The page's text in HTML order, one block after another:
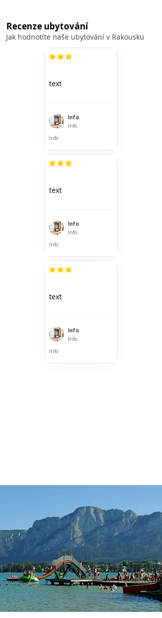
Recenze ubytování
Jak hodnotíte naše ubytování v Rakousku
Info
text
Info
průměrné hodnocení je 3 z 5
Info
Info
text
Info
průměrné hodnocení je 3 z 5
Info
Info
text
Info
průměrné hodnocení je 3 z 5
Info